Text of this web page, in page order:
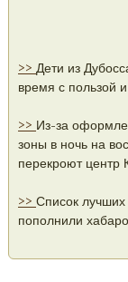
>> Дети из
время с пользой
>> Из-за
зоны в ночь на
перекроют центр
>> Список лучших
пополнили